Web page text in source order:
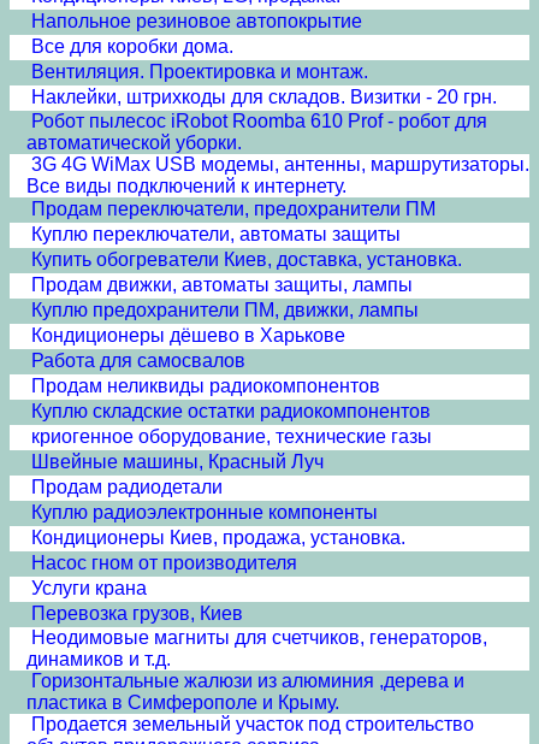
Напольное резиновое автопокрытие
Все для коробки дома.
Вентиляция. Проектировка и монтаж.
Наклейки, штрихкоды для складов. Визитки - 20 грн.
Робот пылесос iRobot Roomba 610 Prof - робот для
автоматической уборки.
3G 4G WiMax USB модемы, антенны, маршрутизаторы.
Все виды подключений к интернету.
Продам переключатели, предохранители ПМ
Куплю переключатели, автоматы защиты
Купить обогреватели Киев, доставка, установка.
Продам движки, автоматы защиты, лампы
Куплю предохранители ПМ, движки, лампы
Кондиционеры дёшево в Харькове
Работа для самосвалов
Продам неликвиды радиокомпонентов
Куплю складские остатки радиокомпонентов
криогенное оборудование, технические газы
Швейные машины, Красный Луч
Продам радиодетали
Куплю радиоэлектронные компоненты
Кондиционеры Киев, продажа, установка.
Насос гном от производителя
Услуги крана
Перевозка грузов, Киев
Неодимовые магниты для счетчиков, генераторов,
динамиков и т.д.
Горизонтальные жалюзи из алюминия ,дерева и
пластика в Симферополе и Крыму.
Продается земельный участок под строительство